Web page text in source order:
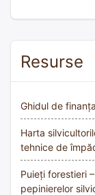
Resurse
Ghidul de
Harta
tehnice de
Puieți forestieri
pepinierelor